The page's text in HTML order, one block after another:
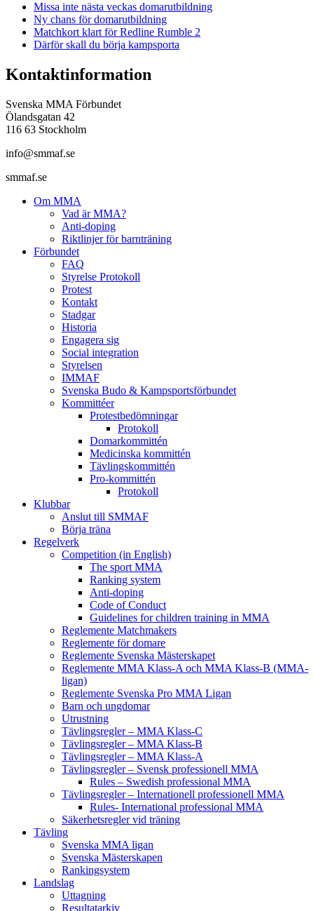
Missa inte nästa veckas domarutbildning
Ny chans för domarutbildning
Matchkort klart för Redline Rumble 2
Därför skall du börja kampsporta
Kontaktinformation
Svenska MMA Förbundet
Ölandsgatan 42
116 63 Stockholm
info@smmaf.se
smmaf.se
Om MMA
Vad är MMA?
Anti-doping
Riktlinjer för barnträning
Förbundet
FAQ
Styrelse Protokoll
Protest
Kontakt
Stadgar
Historia
Engagera sig
Social integration
Styrelsen
IMMAF
Svenska Budo & Kampsportsförbundet
Kommittéer
Protestbedömningar
Protokoll
Domarkommittén
Medicinska kommittén
Tävlingskommittén
Pro-kommittén
Protokoll
Klubbar
Anslut till SMMAF
Börja träna
Regelverk
Competition (in English)
The sport MMA
Ranking system
Anti-doping
Code of Conduct
Guidelines for children training in MMA
Reglemente Matchmakers
Reglemente för domare
Reglemente Svenska Mästerskapet
Reglemente MMA Klass-A och MMA Klass-B (MMA-
ligan)
Reglemente Svenska Pro MMA Ligan
Barn och ungdomar
Utrustning
Tävlingsregler – MMA Klass-C
Tävlingsregler – MMA Klass-B
Tävlingsregler – MMA Klass-A
Tävlingsregler – Svensk professionell MMA
Rules – Swedish professional MMA
Tävlingsregler – Internationell professionell MMA
Rules- International professional MMA
Säkerhetsregler vid träning
Tävling
Svenska MMA ligan
Svenska Mästerskapen
Rankingsystem
Landslag
Uttagning
Resultatarkiv